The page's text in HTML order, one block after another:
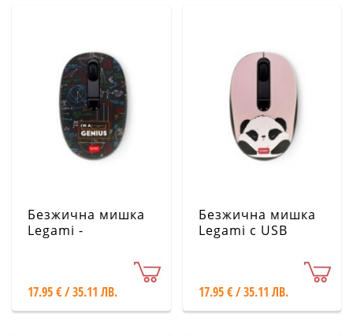
Безжична мишка
Legami -
17.95 € / 35.11 ЛВ.
Безжична мишка
Legami с USB
17.95 € / 35.11 ЛВ.